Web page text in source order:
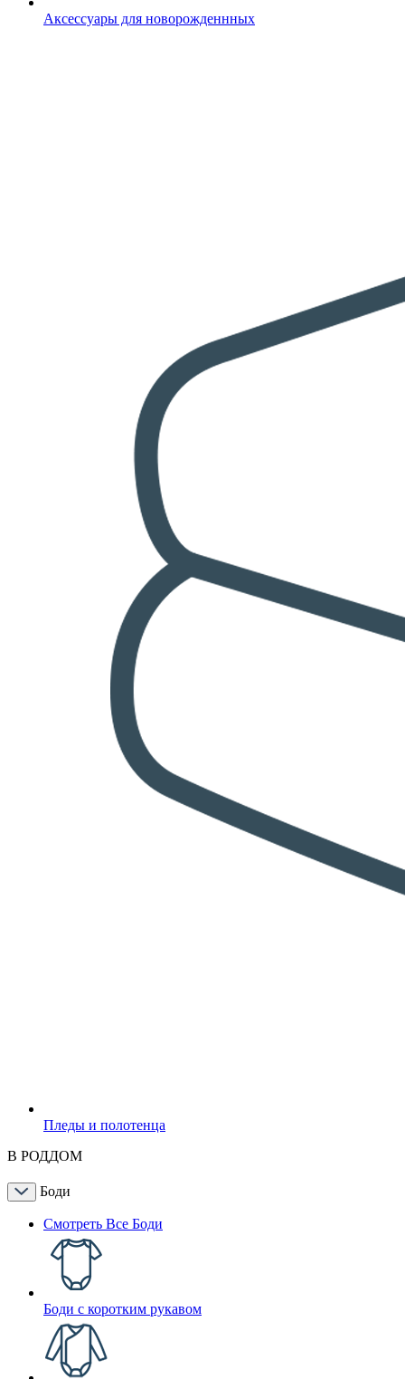
Аксессуары для новорожденнных
Пледы и полотенца
В РОДДОМ
Боди
Смотреть Все Боди
Боди с коротким рукавом